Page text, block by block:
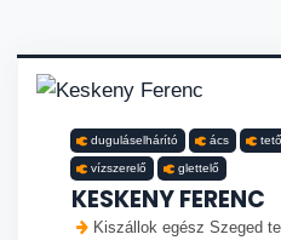
duguláselhárító ács
vízszerelő glettelő
KESKENY FERENC
Kiszállok egész Szeged